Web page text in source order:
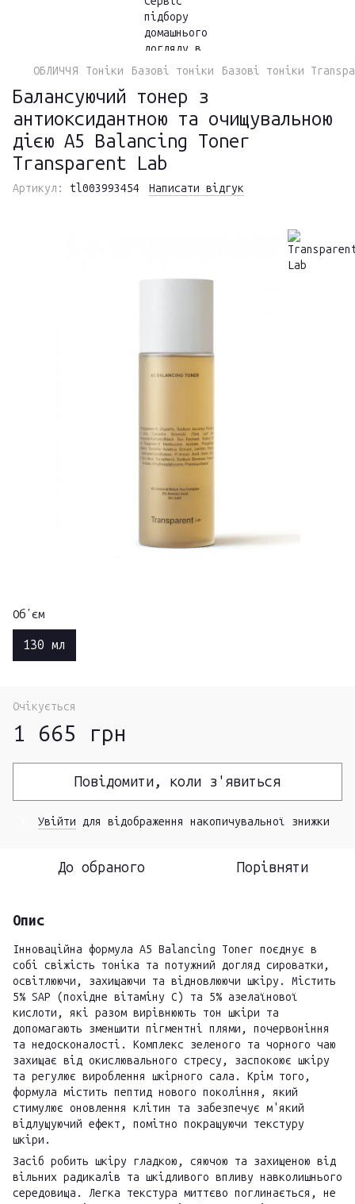
ОБЛИЧЧЯ Тоніки Базові тоніки Базові тоніки
Балансуючий тонер з
антиоксидантною та очищувальною
дією A5 Balancing Toner
Transparent Lab
Артикул: tl003993454 Написати відгук
Обʼєм
130 мл
Очікується
1 665 грн
Повідомити, коли з'явиться
Увійти для відображення накопичувальної знижки
До обраного Порівняти
Опис
Інноваційна формула A5 Balancing Toner поєднує в
собі свіжість тоніка та потужний догляд сироватки,
освітлюючи, захищаючи та відновлюючи шкіру. Містить
5% SAP (похідне вітаміну С) та 5% азелаїнової
кислоти, які разом вирівнюють тон шкіри та
допомагають зменшити пігментні плями, почервоніння
та недосконалості. Комплекс зеленого та чорного чаю
захищає від окислювального стресу, заспокоює шкіру
та регулює вироблення шкірного сала. Крім того,
формула містить пептид нового покоління, який
стимулює оновлення клітин та забезпечує м'який
відлущуючий ефект, помітно покращуючи текстуру
шкіри.
Засіб робить шкіру гладкою, сяючою та захищеною від
вільних радикалів та шкідливого впливу навколишнього
середовища. Легка текстура миттєво поглинається, не